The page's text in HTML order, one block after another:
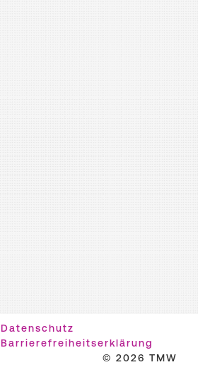
Datenschutz
Barrierefreiheitserklärung
© 2026 TMW